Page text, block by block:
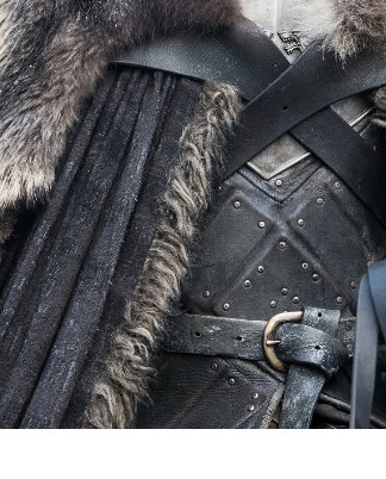
Maisie Williams Juego de Tronos